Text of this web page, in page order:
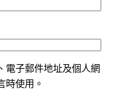
電子郵件地址及個人網
時使用。